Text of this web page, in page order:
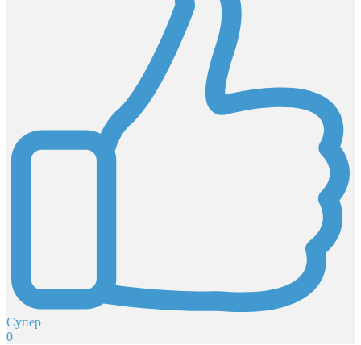
Супер
0